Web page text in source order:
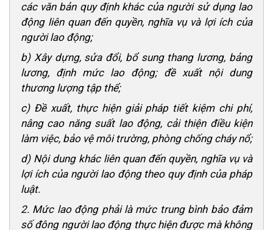
các văn bản quy định khác của người sử dụng lao
động liên quan đến quyền, nghĩa vụ và lợi ích của
người lao động;
b) Xây dựng, sửa đổi, bổ sung thang lương, bảng
lương, định mức lao động; đề xuất nội dung
thương lượng tập thể;
c) Đề xuất, thực hiện giải pháp tiết kiệm chi phí,
nâng cao năng suất lao động, cải thiện điều kiện
làm việc, bảo vệ môi trường, phòng chống cháy nổ;
d) Nội dung khác liên quan đến quyền, nghĩa vụ và
lợi ích của người lao động theo quy định của pháp
luật.
2. Mức lao động phải là mức trung bình bảo đảm
số đông người lao động thực hiện được mà không